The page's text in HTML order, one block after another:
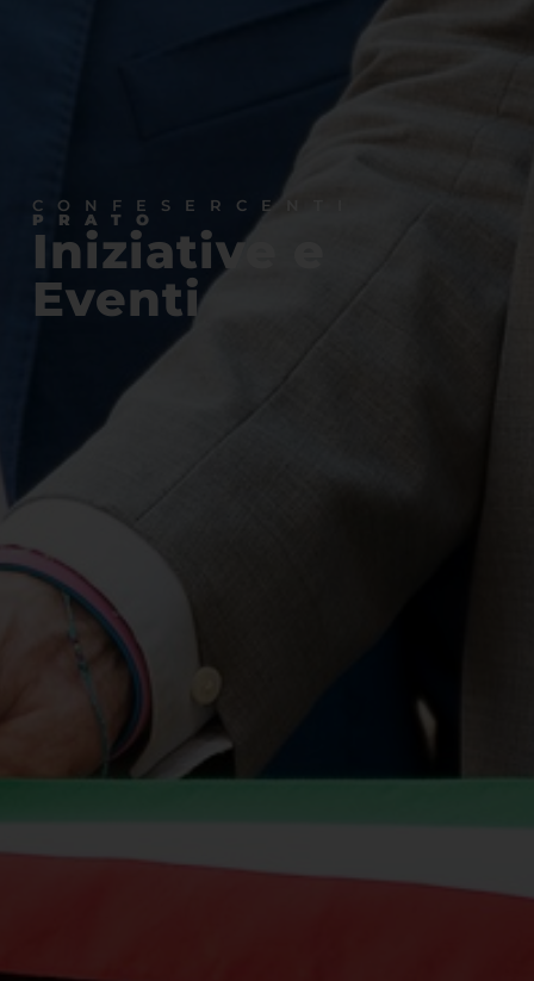
CONFESERCENTI
PRATO
Iniziative e
Eventi